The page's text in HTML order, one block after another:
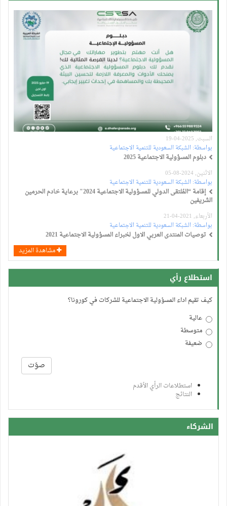
السبت, 2025-04-19
بواسطة:الشبكة السعودية للتنمية الاجتماعية
دبلوم المسؤولية الاجتماعية 2025
الاثنين, 2024-08-05
بواسطة:الشبكة السعودية للتنمية الاجتماعية
إقامة “المُلتقى الدولي للمسؤولية الاجتماعية 2024" برعاية خادم الحرمين
الشريفين
الأربعاء, 2021-04-21
بواسطة:الشبكة السعودية للتنمية الاجتماعية
توصيات المنتدى العربي الاول لخبراء المسؤولية الاجتماعية 2021
مشاهدة المزيد
استطلاع رأي
كيف تقيم اداء المسؤولية الاجتماعية للشركات في كورونا؟
عالية
متوسطة
ضعيفة
صوّت
استطلاعات الرأي الأقدم
النتائج
الشركاء